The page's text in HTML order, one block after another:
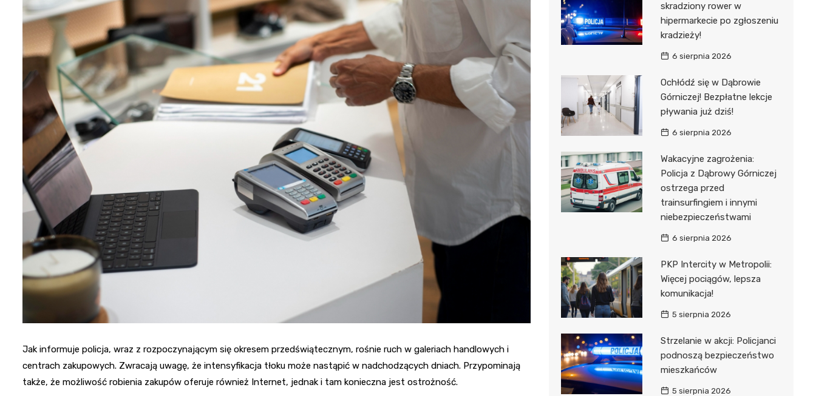
Kino
Księgarnia
Jak informuje policja, wraz z rozpoczynającym się okresem przedświątecznym, rośnie ruch w galeriach handlowych i
centrach zakupowych. Zwracają uwagę, że intensyfikacja tłoku może nastąpić w nadchodzących dniach. Przypominają
także, że możliwość robienia zakupów oferuje również Internet, jednak i tam konieczna jest ostrożność.
skradziony rower w
hipermarkecie po zgłoszeniu
kradzieży!
6 sierpnia 2026
Ochłódź się w Dąbrowie
Górniczej! Bezpłatne lekcje
pływania już dziś!
6 sierpnia 2026
Wakacyjne zagrożenia:
Policja z Dąbrowy Górniczej
ostrzega przed
trainsurfingiem i innymi
niebezpieczeństwami
6 sierpnia 2026
PKP Intercity w Metropolii:
Więcej pociągów, lepsza
komunikacja!
5 sierpnia 2026
Strzelanie w akcji: Policjanci
podnoszą bezpieczeństwo
mieszkańców
5 sierpnia 2026